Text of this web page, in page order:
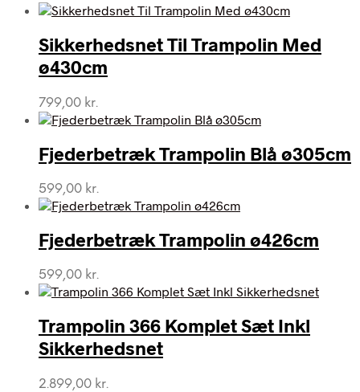
Sikkerhedsnet Til Trampolin Med
ø430cm
799,00 kr.
Fjederbetræk Trampolin Blå ø305cm
599,00 kr.
Fjederbetræk Trampolin ø426cm
599,00 kr.
Trampolin 366 Komplet Sæt Inkl
Sikkerhedsnet
2.899,00 kr.